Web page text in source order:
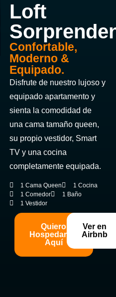
Loft
Confortable,
Moderno &
Equipado.
Disfrute de nuestro lujoso y
equipado apartamento y
sienta la comodidad de
una cama tamaño queen,
su propio vestidor, Smart
TV y una cocina
completamente equipada.
1 Cama Queen
1 Cocina
1 Comedor
1 Baño
1 Vestidor
Quiero
Hospedarme
Aquí
Ver en
Airbnb